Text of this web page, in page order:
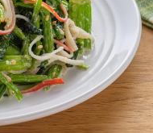
ぽん酢
鍋用調味料